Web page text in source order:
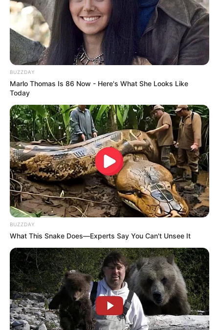
BUZZDAY
Marlo Thomas Is 86 Now - Here's What She Looks Like
Today
BUZZDAY
What This Snake Does—Experts Say You Can't Unsee It